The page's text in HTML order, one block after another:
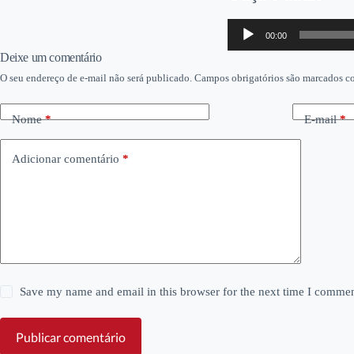
Tocador
áudio
00:00
Deixe um comentário
O seu endereço de e-mail não será publicado. Campos obrigatórios são marcados
Nome* E-mail*
Adicionar comentário *
Save my name and email in this browser for the next time I
Publicar comentário